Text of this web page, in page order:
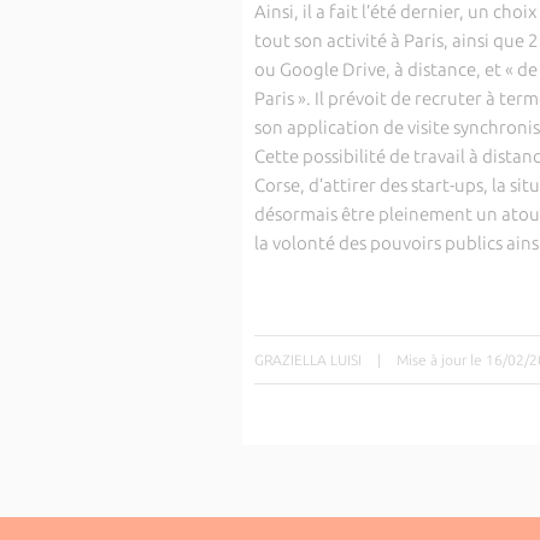
Ainsi, il a fait l’été dernier, un
tout son activité à Paris, ainsi que
ou Google Drive, à distance, et «
Paris ». Il prévoit de recruter à
son application de visite
Cette possibilité de travail à
Corse, d’attirer des start-ups, la
désormais être pleinement un
la volonté des pouvoirs publics
GRAZIELLA LUISI | Mise à jour le 16/02/